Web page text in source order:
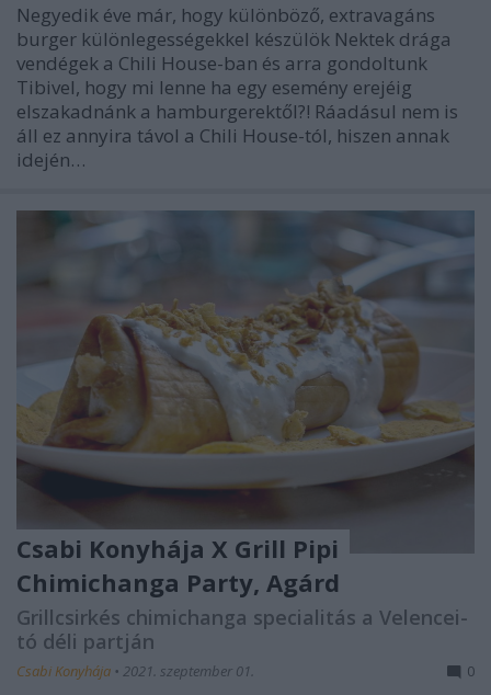
Negyedik éve már, hogy különböző, extravagáns
burger különlegességekkel készülök Nektek drága
vendégek a Chili House-ban és arra gondoltunk
Tibivel, hogy mi lenne ha egy esemény erejéig
elszakadnánk a hamburgerektől?! Ráadásul nem is
áll ez annyira távol a Chili House-tól, hiszen annak
idején…
Csabi Konyhája X Grill Pipi
Chimichanga Party, Agárd
Grillcsirkés chimichanga specialitás a Velencei-
tó déli partján
Csabi Konyhája • 2021. szeptember 01. 0